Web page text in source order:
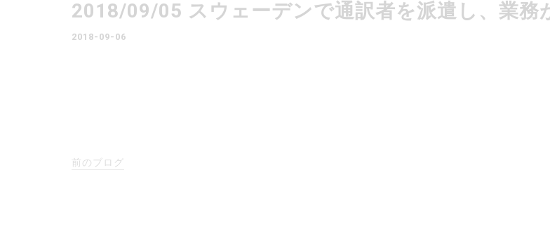
2018/09/05 スウェーデンで通訳者を派遣し、業務
2018-09-06
前のブログ